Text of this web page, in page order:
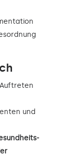
und